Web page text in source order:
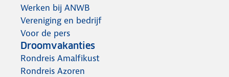
Werken bij ANWB
Vereniging en bedrijf
Voor de pers
Droomvakanties
Rondreis Amalfikust
Rondreis Azoren